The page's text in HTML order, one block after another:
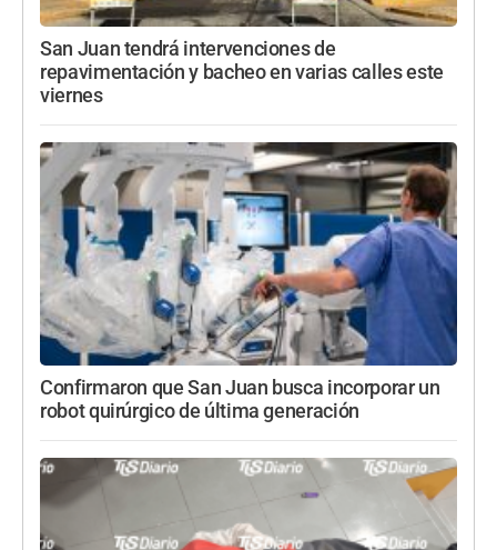
San Juan tendrá intervenciones de
repavimentación y bacheo en varias calles este
viernes
Confirmaron que San Juan busca incorporar un
robot quirúrgico de última generación